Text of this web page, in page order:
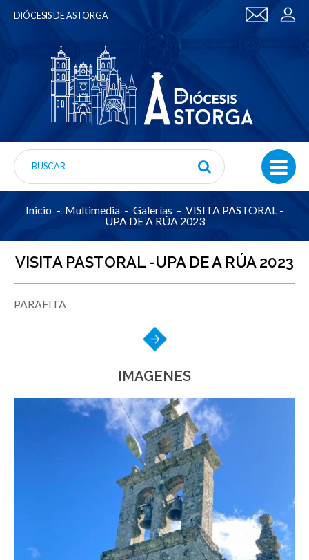
DIÓCESIS DE ASTORGA
Inicio Multimedia Galerías
VISITA PASTORAL -
UPA DE A RÚA 2023
VISITA PASTORAL -UPA DE A RÚA 2023
PARAFITA
IMAGENES